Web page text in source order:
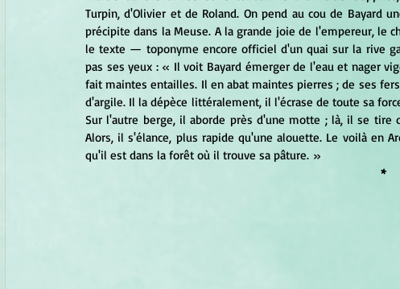
Turpin, d'Olivier et de Roland. On pend au cou de Bayard
précipite dans la Meuse. A la grande joie de l'empereur, le
le texte — toponyme encore officiel d'un quai sur la rive
pas ses yeux : « Il voit Bayard émerger de l'eau et nager
fait maintes entailles. Il en abat maintes pierres ; de ses
d'argile. Il la dépèce littéralement, il l'écrase de toute sa
Sur l'autre berge, il aborde près d'une motte ; là, il se tire
Alors, il s'élance, plus rapide qu'une alouette. Le voilà en
qu'il est dans la forêt où il trouve sa pâture. »
*